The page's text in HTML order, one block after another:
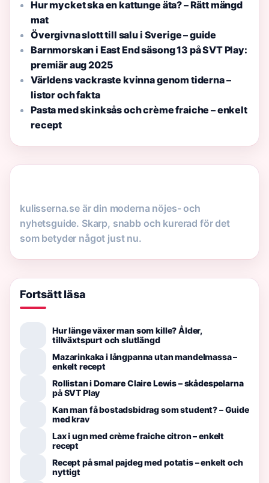
Hur mycket ska en kattunge äta? – Rätt mängd
mat
Övergivna slott till salu i Sverige – guide
Barnmorskan i East End säsong 13 på SVT Play:
premiär aug 2025
Världens vackraste kvinna genom tiderna –
listor och fakta
Pasta med skinksås och crème fraiche – enkelt
recept
kulisserna.se är din moderna nöjes- och
nyhetsguide. Skarp, snabb och kurerad för det
som betyder något just nu.
Fortsätt läsa
Hur länge växer man som kille? Ålder,
tillväxtspurt och slutlängd
Mazarinkaka i långpanna utan mandelmassa –
enkelt recept
Rollistan i Domare Claire Lewis – skådespelarna
på SVT Play
Kan man få bostadsbidrag som student? – Guide
med krav
Lax i ugn med crème fraiche citron – enkelt
recept
Recept på smal pajdeg med potatis – enkelt och
nyttigt